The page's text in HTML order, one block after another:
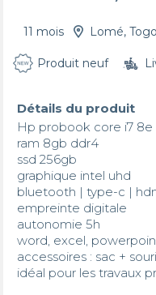
11 mois Lomé, Togo
Produit neuf
Détails du produit
Hp probook core i7
ram 8gb ddr4
ssd 256gb
graphique intel uhd
bluetooth | type-c |
empreinte digitale
autonomie 5h
word, excel,
accessoires : sac +
idéal pour les travaux